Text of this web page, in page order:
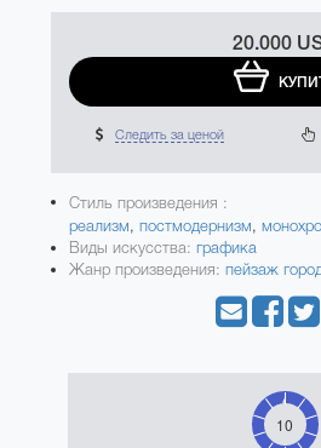
20.000
Следить за ценой
Стиль произведения :
реализм,постмодернизм,
Виды искусства:графика
Жанр произведения: пейзаж
10